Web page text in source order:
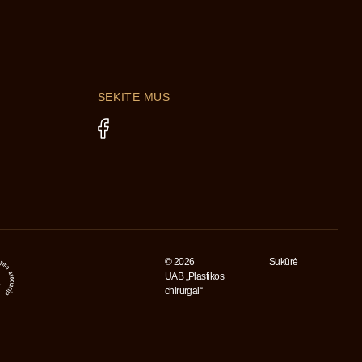
SEKITE MUS
© 2026
UAB „Plastikos
chirurgai“
Sukūrė